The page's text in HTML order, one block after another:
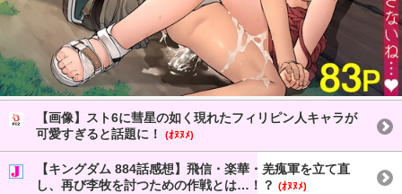
【画像】スト6に彗星の如く現れたフィリピン人キャラが
可愛すぎると話題に！
(ｵﾇﾇﾒ)
【キングダム 884話感想】飛信・楽華・羌瘣軍を立て直
し、再び李牧を討つための作戦とは…！？ (ｵﾇﾇﾒ)